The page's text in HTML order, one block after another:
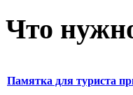
Что
Памятка для туриста